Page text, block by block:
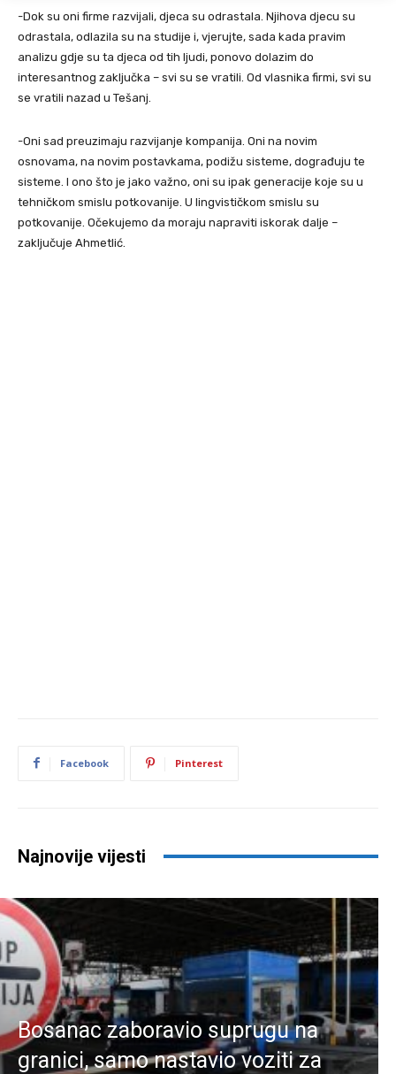
-Dok su oni firme razvijali, djeca su odrastala. Njihova djecu su
odrastala, odlazila su na studije i, vjerujte, sada kada pravim
analizu gdje su ta djeca od tih ljudi, ponovo dolazim do
interesantnog zaključka – svi su se vratili. Od vlasnika firmi, svi su
se vratili nazad u Tešanj.
-Oni sad preuzimaju razvijanje kompanija. Oni na novim
osnovama, na novim postavkama, podižu sisteme, dograđuju te
sisteme. I ono što je jako važno, oni su ipak generacije koje su u
tehničkom smislu potkovanije. U lingvističkom smislu su
potkovanije. Očekujemo da moraju napraviti iskorak dalje –
zaključuje Ahmetlić.
Facebook Pinterest
Najnovije vijesti
Bosanac zaboravio suprugu na
granici, samo nastavio voziti za